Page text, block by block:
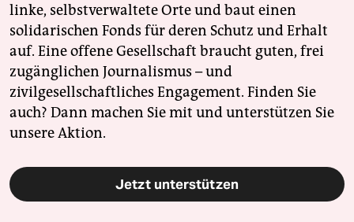
linke, selbstverwaltete Orte und baut einen
solidarischen Fonds für deren Schutz und Erhalt
auf. Eine offene Gesellschaft braucht guten, frei
zugänglichen Journalismus – und
zivilgesellschaftliches Engagement. Finden Sie
auch? Dann machen Sie mit und unterstützen Sie
unsere Aktion.
Jetzt unterstützen